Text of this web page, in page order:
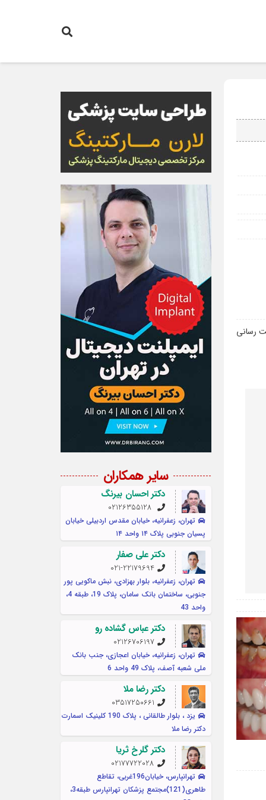
رسانی
سایر همکاران
دکتر احسان بیرنگ
تهران، زعفرانیه، خیابان مقدس اردبیلی خیابان
پسیان جنوبی پلاک ۱۴ واحد ۱۴
دکتر علی صفار
021-22179694
تهران، زعفرانیه، بلوار بهزادی، نبش ماکویی پور
جنوبی، ساختمان بانک سامان، پلاک 19، طبقه 4،
واحد 43
دکتر عباس گشاده رو
02126706197
تهران، زعفرانیه، خیابان اعجازی، جنب بانک
ملی شعبه آصف، پلاک 49 واحد 6
دکتر رضا ملا
03517250661
یزد ، بلوار طالقانی ، پلاک 190 کلینیک اسمارت
دکتر رضا ملا
دکتر گلرخ ثریا
02177722028
تهرانپارس، خیابان196غربی، تقاطع
طاهری(121)مجتمع پزشکان تهرانپارس طبقه3،